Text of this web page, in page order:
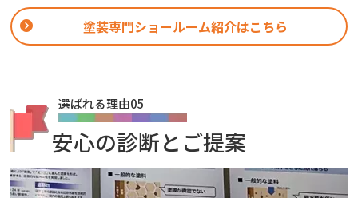
塗装専門ショールーム紹介はこちら
安心の診断とご提案
選ばれる理由05